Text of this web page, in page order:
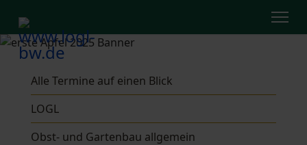
Alle Termine auf einen Blick
LOGL
Obst- und Gartenbau allgemein